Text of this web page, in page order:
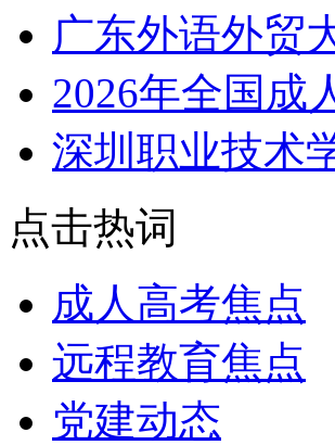
广东外语外贸
2026年全国成
深圳职业技术
点击热词
成人高考焦点
远程教育焦点
党建动态